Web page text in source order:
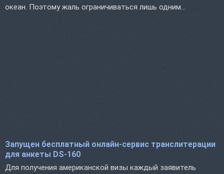
океан. Поэтому жаль ограничиваться лишь одним...
Запущен бесплатный онлайн-сервис транслитерации
для анкеты DS-160
Для получения американской визы каждый заявитель